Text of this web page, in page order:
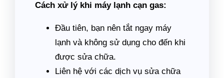
Cách xử lý khi máy lạnh cạn gas:
Đầu tiên, bạn nên tắt ngay máy
lạnh và không sử dụng cho đến khi
được sửa chữa.
Liên hệ với các dịch vụ sửa chữa